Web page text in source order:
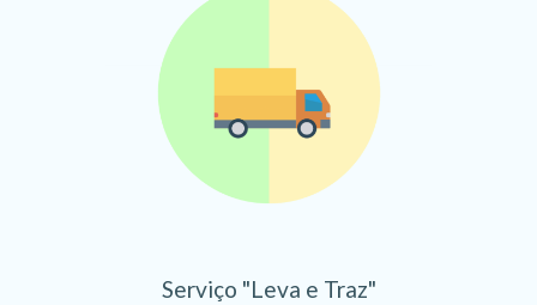
Serviço "Leva e Traz"